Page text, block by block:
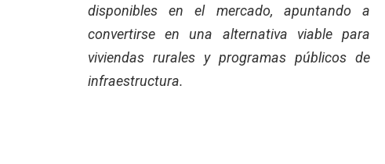
disponibles en el mercado, apuntando a
convertirse en una alternativa viable para
viviendas rurales y programas públicos de
infraestructura.